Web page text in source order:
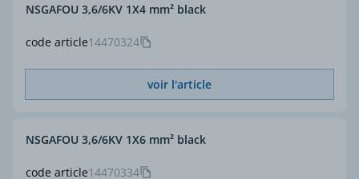
code article14470324
NSGAFOU 3,6/6KV 1X4 mm² black
voir l'article
code article14470334
NSGAFOU 3,6/6KV 1X6 mm² black